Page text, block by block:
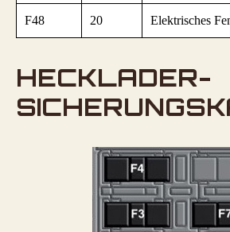
F48 20 Elektrisches
HECKLADER-